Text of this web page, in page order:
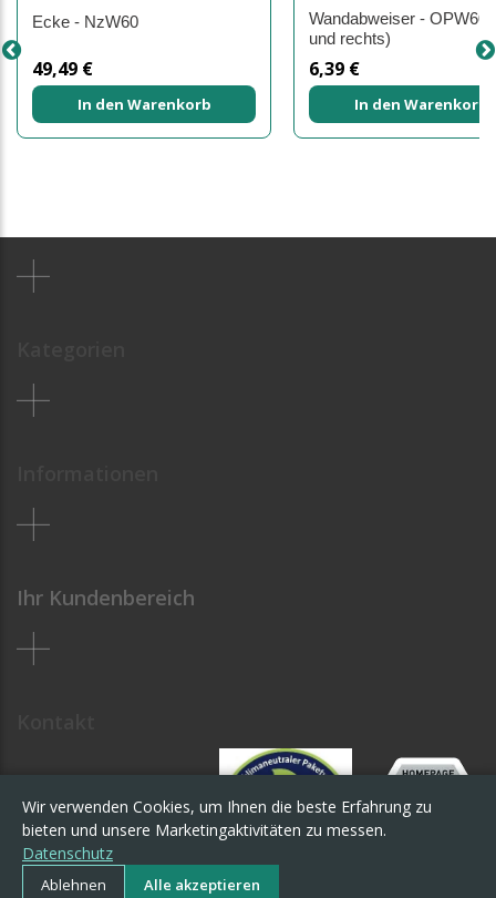
Ecke - NzW60
49,49 €
In den Warenkorb
Wandabweiser - OPW60
und rechts)
6,39 €
In den Warenkorb
Ihr Kundenbereich
Wir verwenden Cookies, um Ihnen die beste Erfahrung zu
bieten und unsere Marketingaktivitäten zu messen.
Datenschutz
Ablehnen Alle akzeptieren